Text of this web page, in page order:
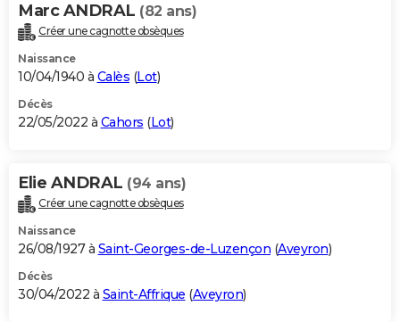
Marc ANDRAL (82 ans)
Créer une cagnotte obsèques
Naissance
10/04/1940 à Calès (Lot)
Décès
22/05/2022 à Cahors (Lot)
Elie ANDRAL (94 ans)
Créer une cagnotte obsèques
Naissance
26/08/1927 à Saint-Georges-de-Luzençon (Aveyron)
Décès
30/04/2022 à Saint-Affrique (Aveyron)